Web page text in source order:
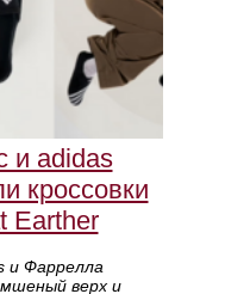
и adidas
кроссовки
Earther
и Фаррелла
верх и